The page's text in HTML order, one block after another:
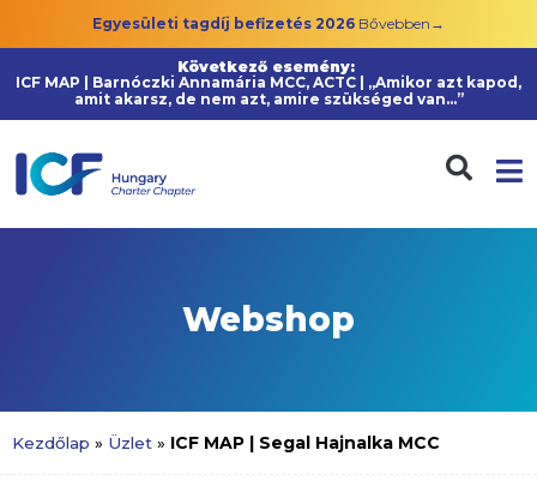
Egyesületi tagdíj befizetés 2026 Bővebben→
Következő esemény:
ICF MAP | Barnóczki Annamária MCC, ACTC | „Amikor azt kapod,
amit akarsz, de nem azt, amire szükséged van…”
Webshop
Kezdőlap » Üzlet » ICF MAP | Segal Hajnalka MCC